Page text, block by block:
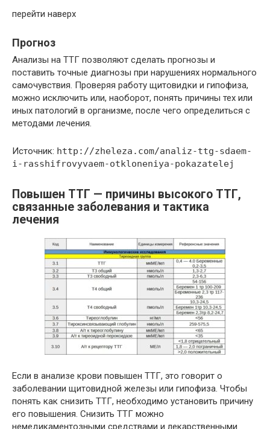
перейти наверх
Прогноз
Анализы на ТТГ позволяют сделать прогнозы и
поставить точные диагнозы при нарушениях нормального
самочувствия. Проверяя работу щитовидки и гипофиза,
можно исключить или, наоборот, понять причины тех или
иных патологий в организме, после чего определиться с
методами лечения.
Источник: http://zheleza.com/analiz-ttg-sdaem-
i-rasshifrovyvaem-otkloneniya-pokazatelej
Повышен ТТГ — причины высокого ТТГ,
связанные заболевания и тактика
лечения
Если в анализе крови повышен ТТГ, это говорит о
заболевании щитовидной железы или гипофиза. Чтобы
понять как снизить ТТГ, необходимо установить причину
его повышения. Снизить ТТГ можно
немедикаментозными средствами и лекарственными